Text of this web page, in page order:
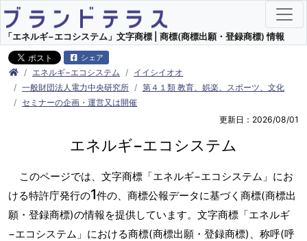
「エネルギ−エコシステム」文字商標 | 商標(商標出願・登録商標) 情報
シェア
エネルギ−エコシステム
イイシイオオ
一般財団法人電力中央研究所
第４１類 教育、娯楽、スポーツ、文化
セミナーの企画・運営又は開催
更新日：2026/08/01
エネルギ−エコシステム
このページでは、文字商標「エネルギ−エコシステム」にお
ける特許庁発行の1件の、商標公報データに基づく商標(商標出
願・登録商標)の情報を提供しています。文字商標「エネルギ
−エコシステム」における商標(商標出願・登録商標)、称呼(呼